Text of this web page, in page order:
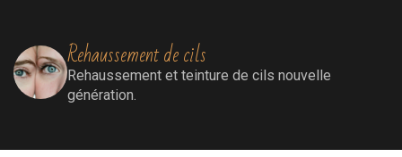
Rehaussement de cils
Rehaussement et teinture de cils nouvelle
génération.